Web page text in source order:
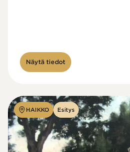
Näytä tiedot
HAIKKO Esitys